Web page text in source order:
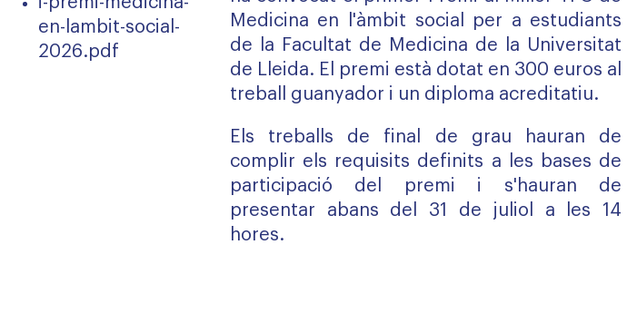
en-lambit-social-
2026.pdf
Medicina en l'àmbit social per a estudiants
de la Facultat de Medicina de la Universitat
de Lleida. El premi està dotat en 300 euros al
treball guanyador i un diploma acreditatiu.
Els treballs de final de grau hauran de
complir els requisits definits a les bases de
participació del premi i s'hauran de
presentar abans del 31 de juliol a les 14
hores.